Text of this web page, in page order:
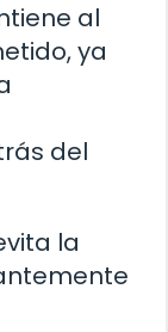
al
ya
del
la